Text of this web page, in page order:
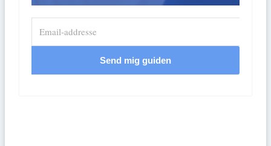
Send mig guiden